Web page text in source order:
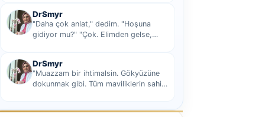
DrSmyr
"Daha çok anlat," dedim. "Hoşuna
gidiyor mu?" "Çok. Elimden gelse,
DrSmyr
"Muazzam bir ihtimalsin. Gökyüzüne
dokunmak gibi. Tüm maviliklerin sahibi